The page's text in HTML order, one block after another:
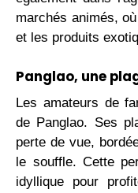
marchés animés,
et les produits
Panglao, une
Les amateurs de
de Panglao. Ses
perte de vue,
le souffle. Cette
idyllique pour